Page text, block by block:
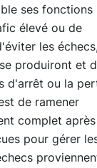
ses fonctions
élevé ou de
les
produiront et
d'arrêt ou la
de ramener
complet après
pour gérer